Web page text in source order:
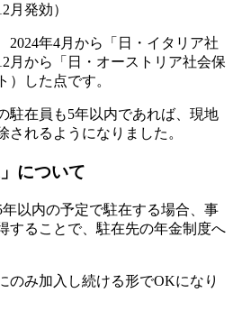
月発効）
2024年4月から「日・イタリア社
月から「日・オーストリア社会保
）した点です。
駐在員も5年以内であれば、現地
れるようになりました。
について
年以内の予定で駐在する場合、事
することで、駐在先の年金制度へ
のみ加入し続ける形でOKになり